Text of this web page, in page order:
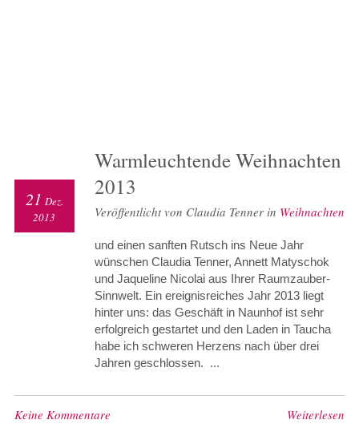
Warmleuchtende Weihnachten
2013
21 Dez.
2013
Veröffentlicht von Claudia Tenner in Weihnachten
und einen sanften Rutsch ins Neue Jahr
wünschen Claudia Tenner, Annett Matyschok
und Jaqueline Nicolai aus Ihrer Raumzauber-
Sinnwelt. Ein ereignisreiches Jahr 2013 liegt
hinter uns: das Geschäft in Naunhof ist sehr
erfolgreich gestartet und den Laden in Taucha
habe ich schweren Herzens nach über drei
Jahren geschlossen. ...
Keine Kommentare Weiterlesen